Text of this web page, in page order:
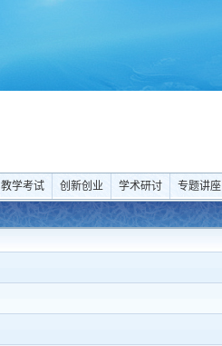
教学考试 创新创业 学术研讨 专题讲座